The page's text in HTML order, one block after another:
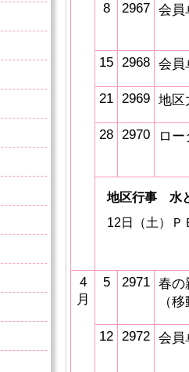
8 2967 会員
15 2968 会員
21 2969 地区
28 2970 ロ
地区行事 水
12日（土）Ｐ
4
月
5 2971 春の
（
12 2972 会員